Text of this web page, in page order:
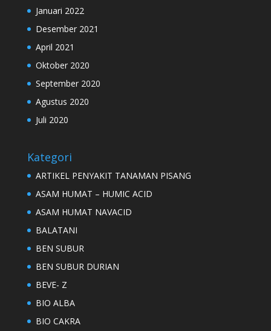
Januari 2022
Desember 2021
April 2021
Oktober 2020
September 2020
Agustus 2020
Juli 2020
Kategori
ARTIKEL PENYAKIT TANAMAN PISANG
ASAM HUMAT – HUMIC ACID
ASAM HUMAT NAVACID
BALATANI
BEN SUBUR
BEN SUBUR DURIAN
BEVE- Z
BIO ALBA
BIO CAKRA